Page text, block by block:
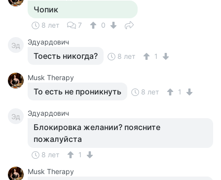
Чопик
8 лет 7 0
Эд Эдуардович
Тоесть никогда? 8 лет 1
Musk Therapy
То есть не проникнуть 8 лет 1
Эд Эдуардович
Блокировка желании? поясните
пожалуйста
8 лет
1
Musk Therapy